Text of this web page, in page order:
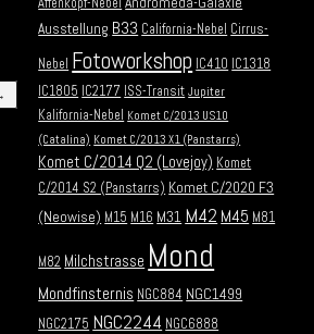
Affenkopf-Nebel
Ausstellung B33 California-Nebel Cirrus-
Nebel Fotoworkshop IC410 IC1318
IC1805 IC2177 ISS-Transit Jupiter
Kalifornia-Nebel Komet C/2013 US10
(Catalina) Komet C/2013 X1 (Panstarrs)
Komet C/2014 Q2 (Lovejoy) Komet
C/2014 S2 (Panstarrs) Komet C/2020 F3
(Neowise) M15 M16 M31 M42 M45 M81
M82 Milchstrasse Mond
Mondfinsternis NGC884 NGC1499
NGC2175 NGC2244 NGC6888